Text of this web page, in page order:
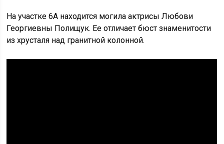
На участке 6А находится могила актрисы Любови
Георгиевны Полищук. Ее отличает бюст знаменитости
из хрусталя над гранитной колонной.